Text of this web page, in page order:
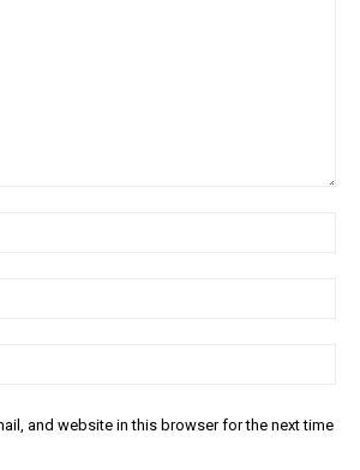
and website in this browser for the next time